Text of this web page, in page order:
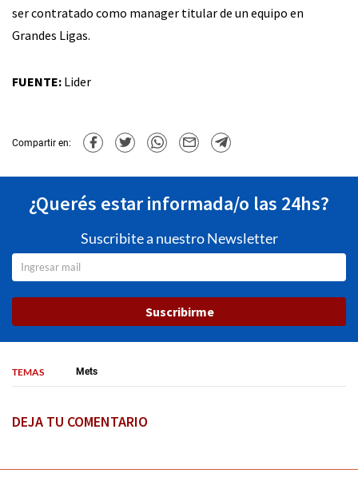
ser contratado como manager titular de un equipo en
Grandes Ligas.
FUENTE: Lider
Compartir en:
¿Querés estar informada/o las 24hs?
Suscribite a nuestro Newsletter
Suscribirme
TEMAS Mets
DEJA TU COMENTARIO